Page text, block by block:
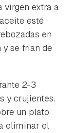
virgen extra a
esté
en
y se frían de
2-3
y crujientes.
un plato
eliminar el